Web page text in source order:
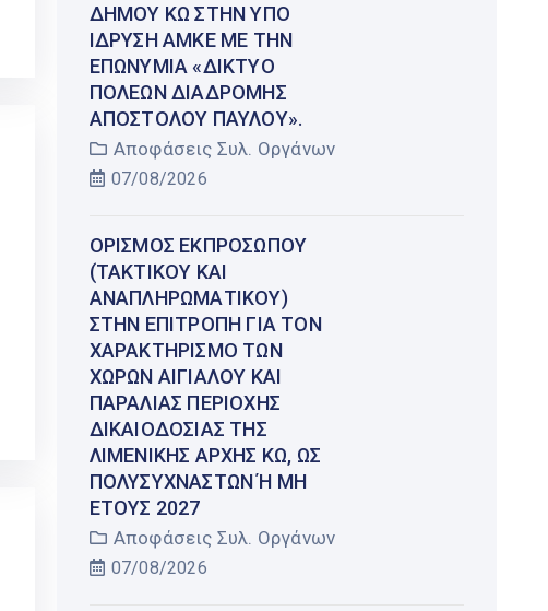
ΔΉΜΟΥ ΚΩ ΣΤΗΝ ΥΠΌ
ΊΔΡΥΣΗ ΑΜΚΕ ΜΕ ΤΗΝ
ΕΠΩΝΥΜΊΑ «ΔΊΚΤΥΟ
ΠΌΛΕΩΝ ΔΙΑΔΡΟΜΉΣ
ΑΠΟΣΤΌΛΟΥ ΠΑΎΛΟΥ».
Αποφάσεις Συλ. Οργάνων
07/08/2026
ΟΡΙΣΜΌΣ ΕΚΠΡΟΣΏΠΟΥ
(ΤΑΚΤΙΚΟΎ ΚΑΙ
ΑΝΑΠΛΗΡΩΜΑΤΙΚΟΎ)
ΣΤΗΝ ΕΠΙΤΡΟΠΉ ΓΙΑ ΤΟΝ
ΧΑΡΑΚΤΗΡΙΣΜΌ ΤΩΝ
ΧΏΡΩΝ ΑΙΓΙΑΛΟΎ ΚΑΙ
ΠΑΡΑΛΊΑΣ ΠΕΡΙΟΧΉΣ
ΔΙΚΑΙΟΔΟΣΊΑΣ ΤΗΣ
ΛΙΜΕΝΙΚΉΣ ΑΡΧΉΣ ΚΩ, ΩΣ
ΠΟΛΥΣΎΧΝΑΣΤΩΝ Ή ΜΗ Έ
ΤΟΥΣ 2027
Αποφάσεις Συλ. Οργάνων
07/08/2026